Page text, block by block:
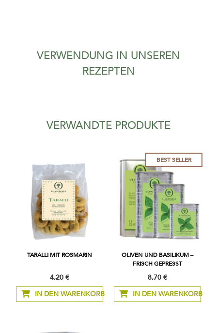
VERWENDUNG IN UNSEREN
REZEPTEN
VERWANDTE PRODUKTE
TARALLI MIT ROSMARIN
4,20 €
IN DEN WARENKORB
BEST SELLER
OLIVEN UND BASILIKUM –
FRISCH GEPRESST
Ab
8,70 €
IN DEN WARENKORB